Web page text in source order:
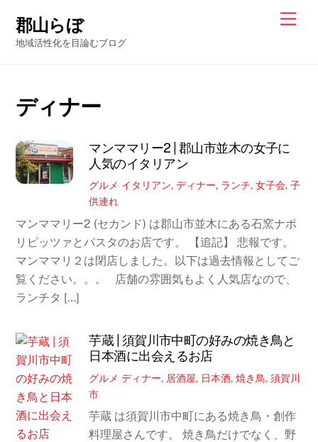
content
郡山らぼ
地域活性化を目論むブログ
ディナー
マンママリー2 | 郡山市並木の女子に
人気のイタリアン
グルメ イタリアン,ディナー, ランチ,女子会,子
供連れ
マンママリー2 (セカンド) は郡山市並木にある石窯ナポ
リピッツァとパスタのお店です。 【追記】 悲報です。
マンママリ２は閉店しました。以下は過去情報としてご
覧ください。。。 店舗の雰囲気もよく人気店なので、
ランチタ […]
芋蔵 | 須賀川市中町の好みの焼き鳥と
日本酒に出会えるお店
グルメ ディナー, 居酒屋, 日本酒,焼き鳥,須賀川
市
芋蔵 は須賀川市中町にある焼き鳥・創作
料理屋さんです。 焼き鳥だけでなく、野